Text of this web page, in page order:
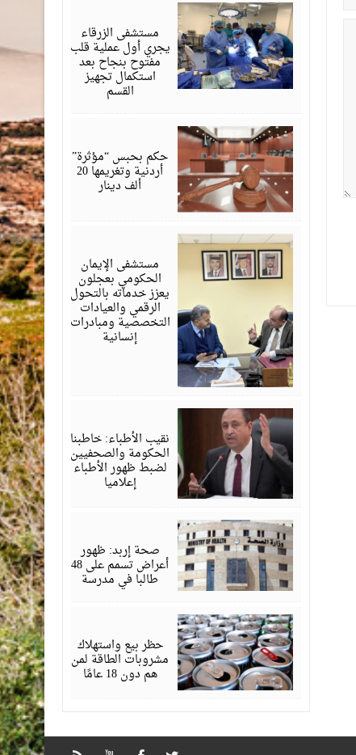
مستشفى الزرقاء
يجري أول عملية قلب
مفتوح بنجاح بعد
استكمال تجهيز
القسم
حكم بحبس “مؤثرة”
أردنية وتغريمها 20
ألف دينار
يونيو
2026
مستشفى الإيمان
الحكومي بعجلون
يعزز خدماته بالتحول
الرقمي والعيادات
التخصصية ومبادرات
إنسانية
مايو
2026
نقيب الأطباء: خاطبنا
الحكومة والصحفيين
لضبط ظهور الأطباء
إعلاميا
مايو
2026
صحة إربد: ظهور
أعراض تسمم على 48
طالبا في مدرسة
مايو
2026
حظر بيع واستهلاك
مشروبات الطاقة لمن
هم دون 18 عامًا
أبريل
2026